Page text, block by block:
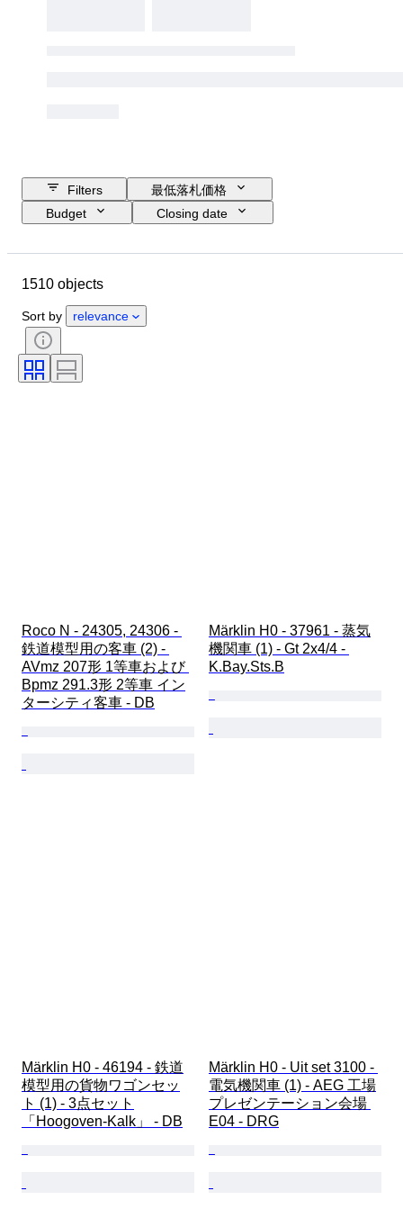
Filters
最低落札価格
Budget
Closing date
コンディション
時代
主題
カラー
コントロール
鉄道会社
1510 objects
Sort by relevance
Roco N - 24305, 24306 -
鉄道模型用の客車 (2) -
AVmz 207形 1等車および
Bpmz 291.3形 2等車 イン
ターシティ客車 - DB
Märklin H0 - 37961 - 蒸気
機関車 (1) - Gt 2x4/4 -
K.Bay.Sts.B
Märklin H0 - 46194 - 鉄道
模型用の貨物ワゴンセッ
ト (1) - 3点セット
「Hoogoven-Kalk」 - DB
Märklin H0 - Uit set 3100 -
電気機関車 (1) - AEG 工場
プレゼンテーション会場
E04 - DRG